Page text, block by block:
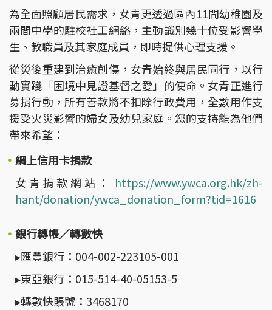
為全面照顧居民需求，女青更透過區內11間幼稚園及
兩間中學的駐校社工網絡，主動識別幾十位受影響學
生、教職員及其家庭成員，即時提供心理支援。
從災後重建到治癒創傷，女青始終與居民同行，以行
動實踐「困境中見證基督之愛」的使命。女青正進行
募捐行動，所有善款將不扣除行政費用，全數用作支
援受火災影響的婦女及幼兒家庭。您的支持能為他們
帶來希望：
網上信用卡捐款
女青捐款網站：
https://www.ywca.org.hk/zh-
hant/donation/ywca_donation_form?tid=1616
銀行轉帳／轉數快
▸匯豐銀行：004-002-223105-001
▸東亞銀行：015-514-40-05153-5
▸轉數快賬號：3468170